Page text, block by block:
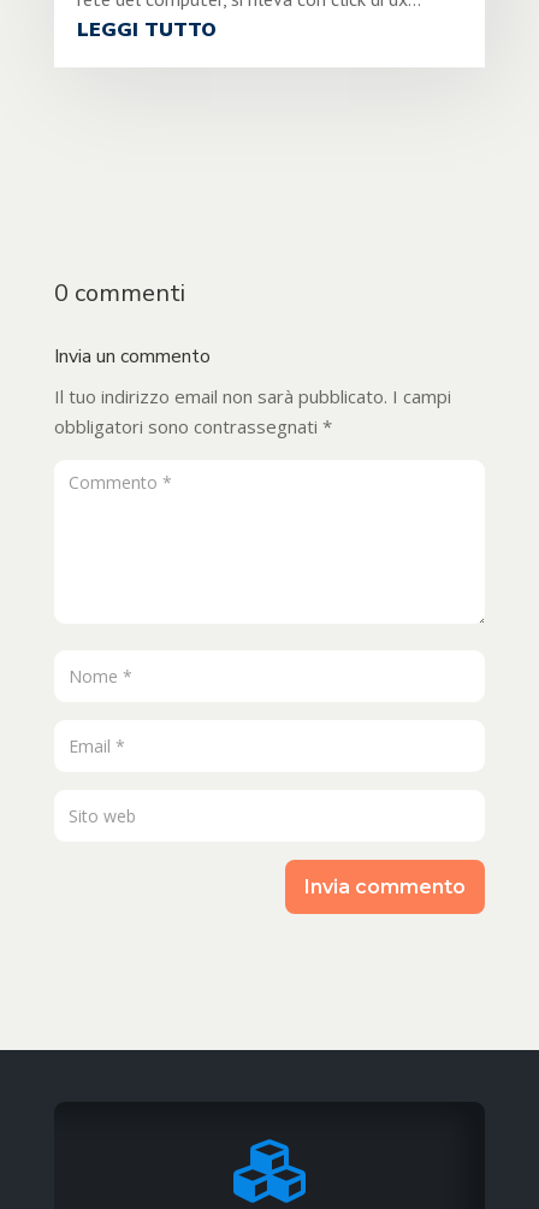
LEGGI TUTTO
0 commenti
Invia un commento
Il tuo indirizzo email non sarà pubblicato. I campi
obbligatori sono contrassegnati *
Invia commento
